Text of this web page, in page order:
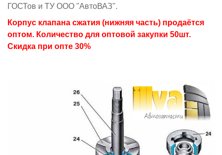
ГОСТов и ТУ ООО "АвтоВАЗ".
Корпус клапана сжатия (нижняя часть) продаётся
оптом. Количество для оптовой закупки 50шт.
Скидка при опте 30%